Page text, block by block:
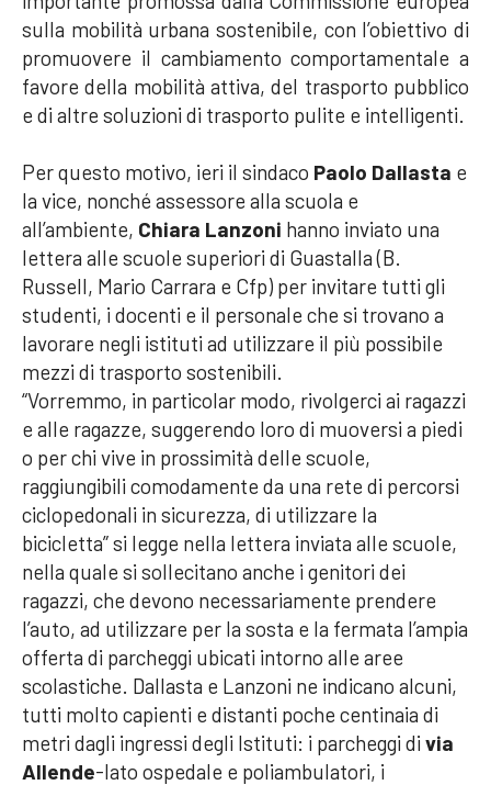
sulla mobilità urbana sostenibile, con l’obiettivo di
promuovere il cambiamento comportamentale a
favore della mobilità attiva, del trasporto pubblico
e di altre soluzioni di trasporto pulite e intelligenti.
Per questo motivo, ieri il sindaco Paolo Dallasta e
la vice, nonché assessore alla scuola e
all’ambiente, Chiara Lanzoni hanno inviato una
lettera alle scuole superiori di Guastalla (B.
Russell, Mario Carrara e Cfp) per invitare tutti gli
studenti, i docenti e il personale che si trovano a
lavorare negli istituti ad utilizzare il più possibile
mezzi di trasporto sostenibili.
“Vorremmo, in particolar modo, rivolgerci ai ragazzi
e alle ragazze, suggerendo loro di muoversi a piedi
o per chi vive in prossimità delle scuole,
raggiungibili comodamente da una rete di percorsi
ciclopedonali in sicurezza, di utilizzare la
bicicletta” si legge nella lettera inviata alle scuole,
nella quale si sollecitano anche i genitori dei
ragazzi, che devono necessariamente prendere
l’auto, ad utilizzare per la sosta e la fermata l’ampia
offerta di parcheggi ubicati intorno alle aree
scolastiche. Dallasta e Lanzoni ne indicano alcuni,
tutti molto capienti e distanti poche centinaia di
metri dagli ingressi degli Istituti: i parcheggi di via
Allende-lato ospedale e poliambulatori, i